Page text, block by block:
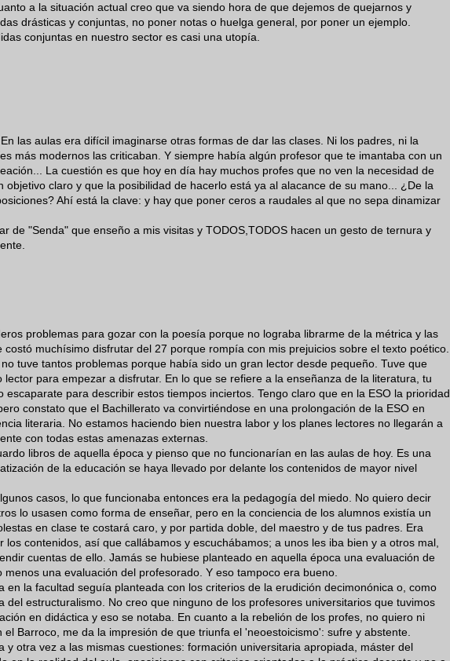
a la situación actual creo que va siendo hora de que dejemos de quejarnos y
drásticas y conjuntas, no poner notas o huelga general, por poner un ejemplo.
conjuntas en nuestro sector es casi una utopía.
las aulas era difícil imaginarse otras formas de dar las clases. Ni los padres, ni la
más modernos las criticaban. Y siempre había algún profesor que te imantaba con un
La cuestión es que hoy en día hay muchos profes que no ven la necesidad de
objetivo claro y que la posibilidad de hacerlo está ya al alacance de su mano... ¿De la
Ahí está la clave: y hay que poner ceros a raudales al que no sepa dinamizar
de "Senda" que enseño a mis visitas y TODOS,TODOS hacen un gesto de ternura y
problemas para gozar con la poesía porque no lograba librarme de la métrica y las
costó muchísimo disfrutar del 27 porque rompía con mis prejuicios sobre el texto poético.
tuve tantos problemas porque había sido un gran lector desde pequeño. Tuve que
lector para empezar a disfrutar. En lo que se refiere a la enseñanza de la literatura, tu
escaparate para describir estos tiempos inciertos. Tengo claro que en la ESO la prioridad
constato que el Bachillerato va convirtiéndose en una prolongación de la ESO en
literaria. No estamos haciendo bien nuestra labor y los planes lectores no llegarán a
con todas estas amenazas externas.
libros de aquella época y pienso que no funcionarían en las aulas de hoy. Es una
de la educación se haya llevado por delante los contenidos de mayor nivel
casos, lo que funcionaba entonces era la pedagogía del miedo. No quiero decir
lo usasen como forma de enseñar, pero en la conciencia de los alumnos existía un
en clase te costará caro, y por partida doble, del maestro y de tus padres. Era
los contenidos, así que callábamos y escuchábamos; a unos les iba bien y a otros mal,
cuentas de ello. Jamás se hubiese planteado en aquella época una evaluación de
menos una evaluación del profesorado. Y eso tampoco era bueno.
en la facultad seguía planteada con los criterios de la erudición decimonónica o, como
del estructuralismo. No creo que ninguno de los profesores universitarios que tuvimos
en didáctica y eso se notaba. En cuanto a la rebelión de los profes, no quiero ni
el Barroco, me da la impresión de que triunfa el 'neoestoicismo': sufre y abstente.
y otra vez a las mismas cuestiones: formación universitaria apropiada, máster del